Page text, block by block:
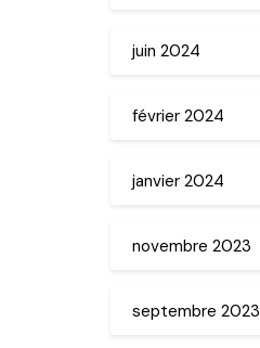
juin 2024
février 2024
janvier 2024
novembre 2023
septembre 2023